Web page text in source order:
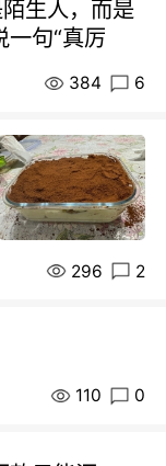
生人，而是
句“真厉
384 6
296 2
110 0